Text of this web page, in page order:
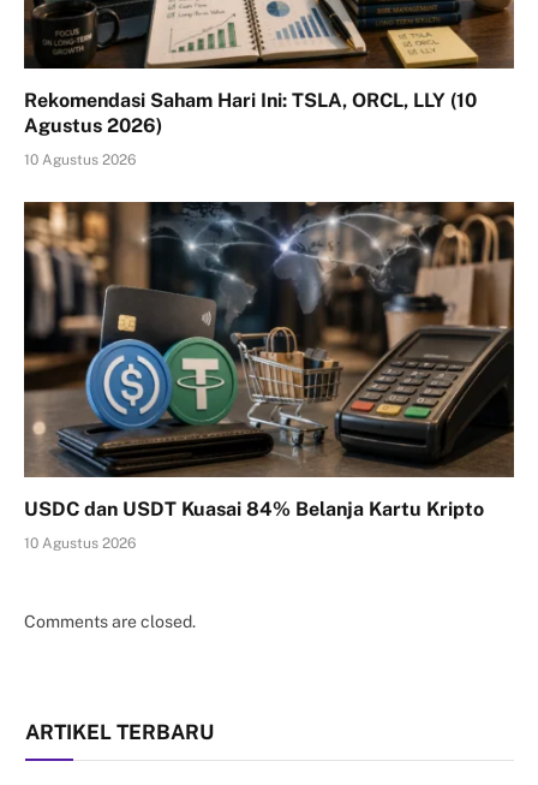
Rekomendasi Saham Hari Ini: TSLA, ORCL, LLY (10
Agustus 2026)
10 Agustus 2026
USDC dan USDT Kuasai 84% Belanja Kartu Kripto
10 Agustus 2026
Comments are closed.
ARTIKEL TERBARU